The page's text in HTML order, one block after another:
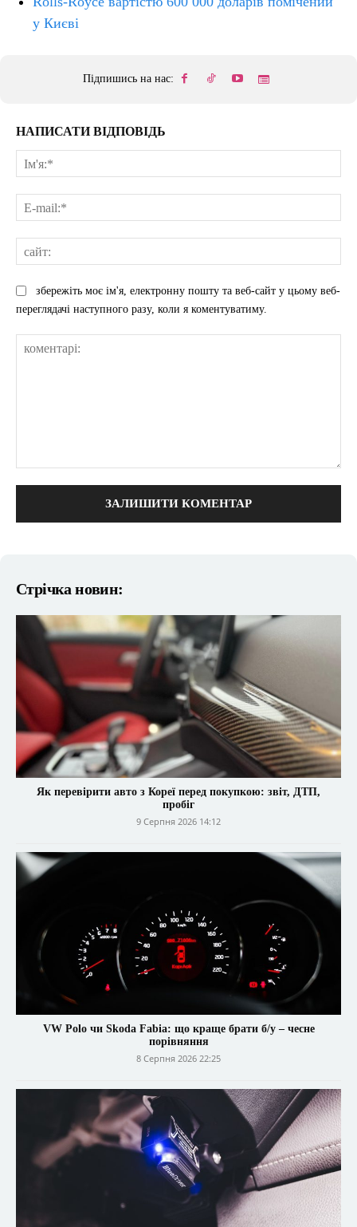
у Києві
Підпишись на нас:
НАПИСАТИ ВІДПОВІДЬ
збережіть моє ім'я, електронну пошту та веб-сайт у цьому веб-
переглядачі наступного разу, коли я коментуватиму.
Стрічка новин:
Як перевірити авто з Кореї перед покупкою: звіт, ДТП,
пробіг
9 Серпня 2026 14:12
VW Polo чи Skoda Fabia: що краще брати б/у – чесне
порівняння
8 Серпня 2026 22:25